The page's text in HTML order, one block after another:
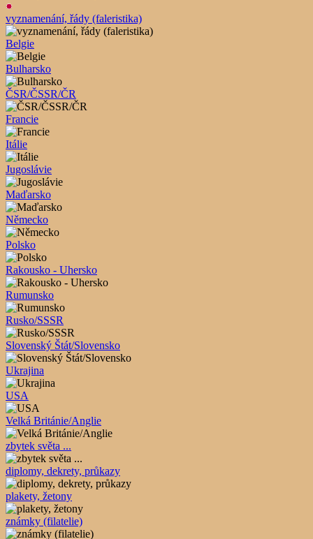
vyznamenání, řády (faleristika)
Belgie
Bulharsko
ČSR/ČSSR/ČR
Francie
Itálie
Jugoslávie
Maďarsko
Německo
Polsko
Rakousko - Uhersko
Rumunsko
Rusko/SSSR
Slovenský Štát/Slovensko
Ukrajina
USA
Velká Británie/Anglie
zbytek světa ...
diplomy, dekrety, průkazy
plakety, žetony
známky (filatelie)